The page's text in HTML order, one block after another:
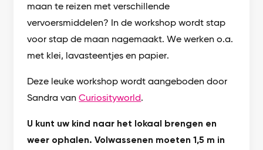
maan te reizen met verschillende
vervoersmiddelen? In de workshop wordt stap
voor stap de maan nagemaakt. We werken o.a.
met klei, lavasteentjes en papier.
Deze leuke workshop wordt aangeboden door
Sandra vanCuriosityworld.
U kunt uw kind naar het lokaal brengen en
weer ophalen. Volwassenen moeten 1,5 m in